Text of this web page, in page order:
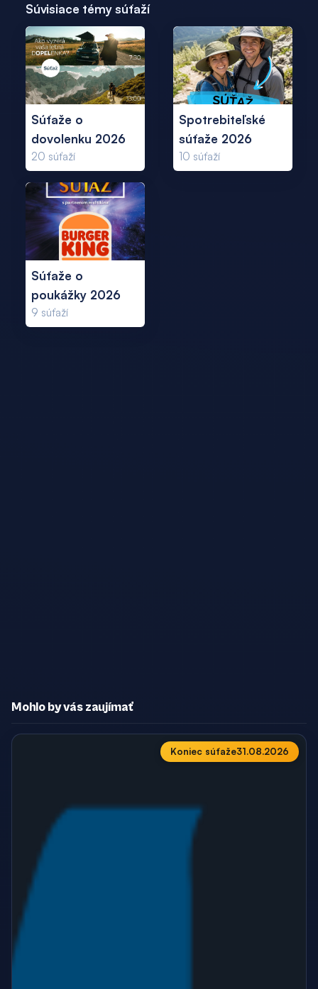
Súvisiace témy súťaží
Súťaže o
dovolenku 2026
20 súťaží
Spotrebiteľské
súťaže 2026
10 súťaží
Súťaže o
poukážky 2026
9 súťaží
Mohlo by vás zaujímať
Koniec súťaže31.08.2026